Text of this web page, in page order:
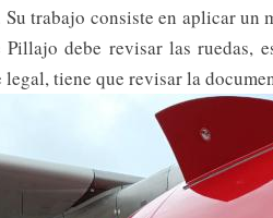
trabajo consiste en aplicar
debe revisar las ruedas,
tiene que revisar la